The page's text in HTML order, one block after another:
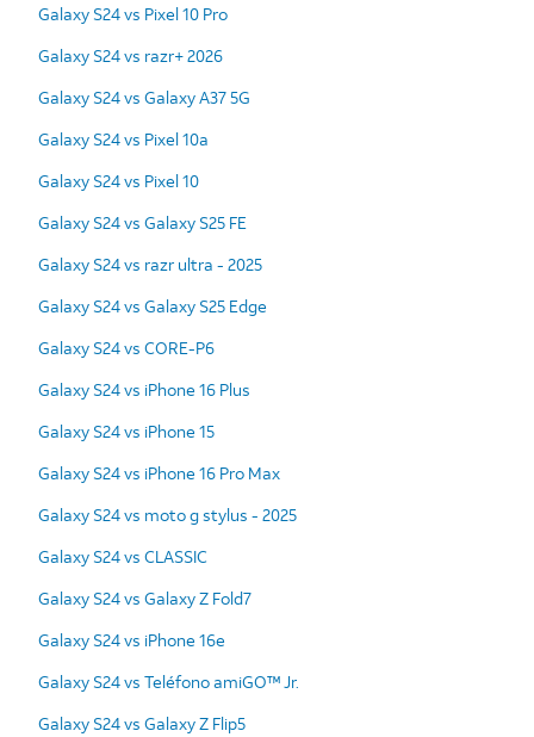
Galaxy S24 vs Pixel 10 Pro
Galaxy S24 vs razr+ 2026
Galaxy S24 vs Galaxy A37 5G
Galaxy S24 vs Pixel 10a
Galaxy S24 vs Pixel 10
Galaxy S24 vs Galaxy S25 FE
Galaxy S24 vs razr ultra - 2025
Galaxy S24 vs Galaxy S25 Edge
Galaxy S24 vs CORE-P6
Galaxy S24 vs iPhone 16 Plus
Galaxy S24 vs iPhone 15
Galaxy S24 vs iPhone 16 Pro Max
Galaxy S24 vs moto g stylus - 2025
Galaxy S24 vs CLASSIC
Galaxy S24 vs Galaxy Z Fold7
Galaxy S24 vs iPhone 16e
Galaxy S24 vs Teléfono amiGO™ Jr.
Galaxy S24 vs Galaxy Z Flip5